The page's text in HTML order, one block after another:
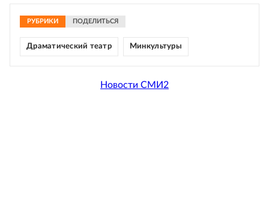
РУБРИКИ ПОДЕЛИТЬСЯ
Драматический театр Минкультуры
Новости СМИ2